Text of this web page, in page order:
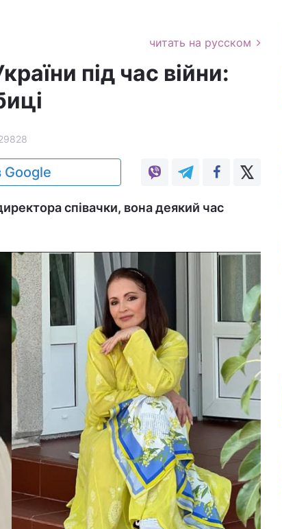
читать на русском
під час війни:
Google
співачки, вона деякий час